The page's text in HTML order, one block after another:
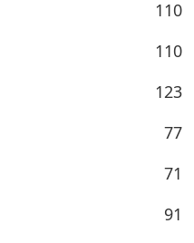
110
110
123
77
71
91